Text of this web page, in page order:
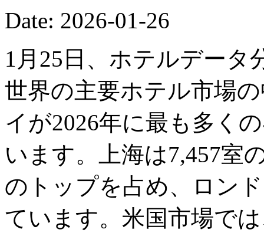
Date: 2026-01-26
1月25日、ホテルデータ
世界の主要ホテル市場
イが2026年に最も多く
います。上海は7,457室
のトップを占め、ロン
ています。米国市場で